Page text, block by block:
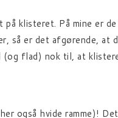
klisteret. På mine er
er det afgørende, at
(og flad) nok til, at
også hvide ramme)!